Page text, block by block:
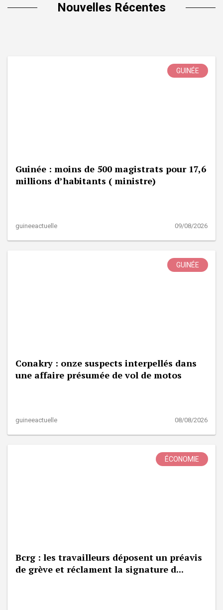
Nouvelles Récentes
GUINÉE
Guinée : moins de 500 magistrats pour 17,6
millions d’habitants ( ministre)
guineeactuelle 09/08/2026
GUINÉE
Conakry : onze suspects interpellés dans
une affaire présumée de vol de motos
guineeactuelle 08/08/2026
ÉCONOMIE
Bcrg : les travailleurs déposent un préavis
de grève et réclament la signature d...